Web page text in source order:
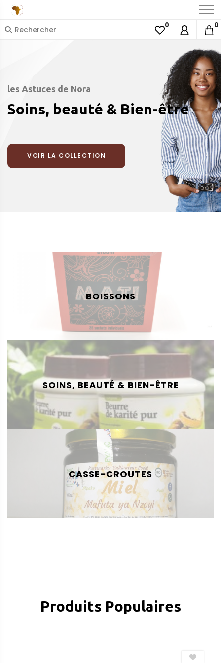
0 0
les Astuces de Nora
Soins, beauté & Bien-être
VOIR LA COLLECTION
BOISSONS
SOINS, BEAUTÉ & BIEN-ÊTRE
CASSE-CROUTES
Produits Populaires